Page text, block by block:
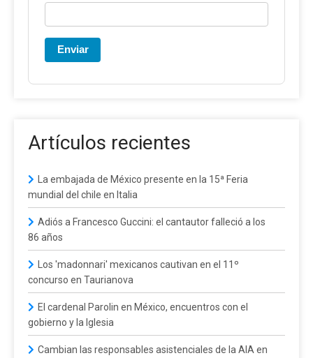
Enviar
Artículos recientes
La embajada de México presente en la 15ª Feria
mundial del chile en Italia
Adiós a Francesco Guccini: el cantautor falleció a los
86 años
Los 'madonnari' mexicanos cautivan en el 11º
concurso en Taurianova
El cardenal Parolin en México, encuentros con el
gobierno y la Iglesia
Cambian las responsables asistenciales de la AIA en